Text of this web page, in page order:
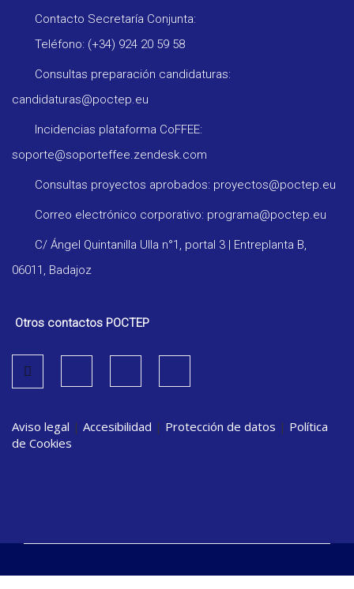
Contacto Secretaría Conjunta:
Teléfono: (+34) 924 20 59 58
Consultas preparación candidaturas:
candidaturas@poctep.eu
Incidencias plataforma CoFFEE:
soporte@soporteffee.zendesk.com
Consultas proyectos aprobados: proyectos@poctep.eu
Correo electrónico corporativo: programa@poctep.eu
C/ Ángel Quintanilla Ulla n°1, portal 3 | Entreplanta B,
06011, Badajoz
Otros contactos POCTEP
Aviso legal | Accesibilidad | Protección de datos | Política
de Cookies